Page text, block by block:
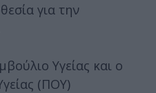
για την
Υγείας και ο
(ΠΟΥ)